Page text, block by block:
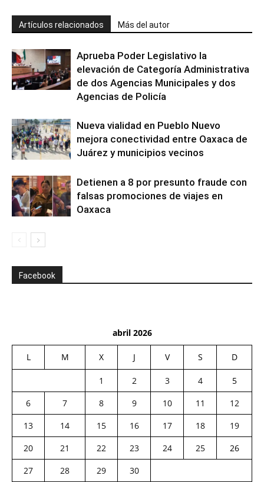
Artículos relacionados Más del autor
Aprueba Poder Legislativo la
elevación de Categoría Administrativa
de dos Agencias Municipales y dos
Agencias de Policía
Nueva vialidad en Pueblo Nuevo
mejora conectividad entre Oaxaca de
Juárez y municipios vecinos
Detienen a 8 por presunto fraude con
falsas promociones de viajes en
Oaxaca
Facebook
abril 2026
L M X J V S D
1 2 3 4
5
6
7 8 9 10 11
12
13
14 15 16 17 18
19
20
21 22 23 24 25
26
27
28 29
30